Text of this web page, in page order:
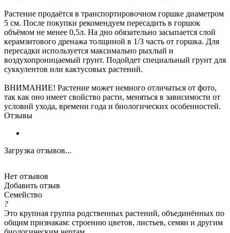
Растение продаётся в транспортировочном горшке диаметром
5 см. После покупки рекомендуем пересадить в горшок
объёмом не менее 0,5л. На дно обязательно засыпается слой
керамзитового дренажа толщиной в 1/3 часть от горшка. Для
пересадки используется максимально рыхлый и
воздухопроницаемый грунт. Подойдет специальный грунт для
суккулентов или кактусовых растений.
ВНИМАНИЕ! Растение может немного отличаться от фото,
так как оно имеет свойство расти, меняться в зависимости от
условий ухода, времени года и биологических особенностей.
Отзывы
Загрузка отзывов...
Нет отзывов
Добавить отзыв
Семейство
?
Это крупная группа родственных растений, объединённых по
общим признакам: строению цветов, листьев, семян и другим